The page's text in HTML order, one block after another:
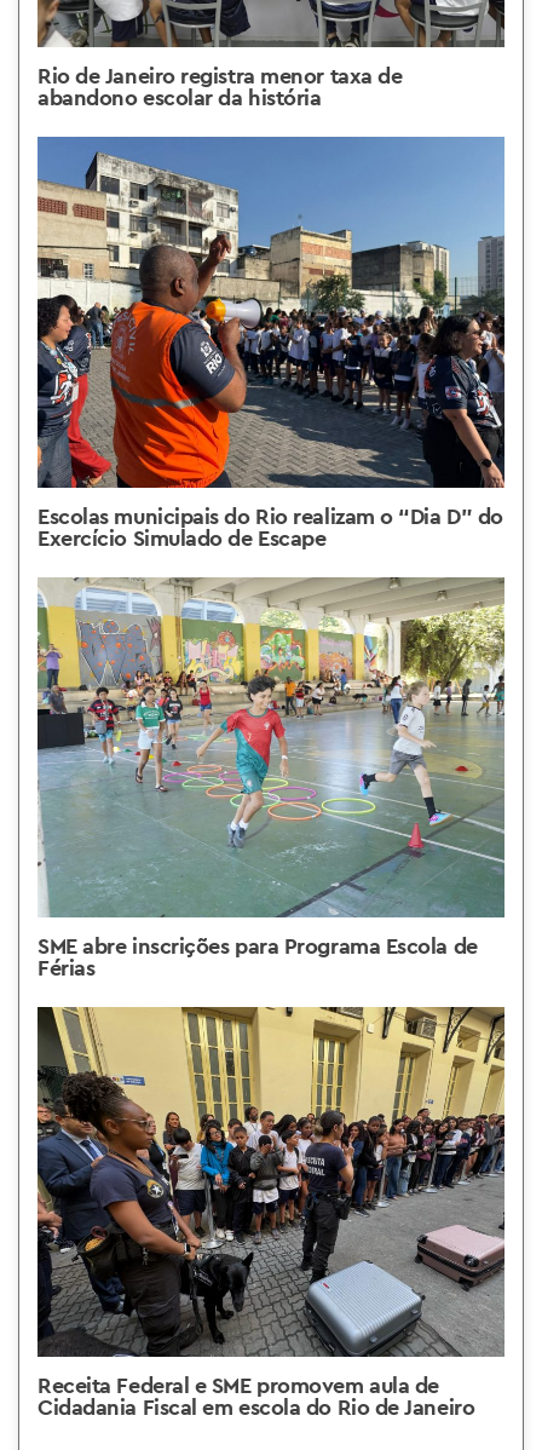
Rio de Janeiro registra menor taxa de
abandono escolar da história
Escolas municipais do Rio realizam o “Dia D” do
Exercício Simulado de Escape
SME abre inscrições para Programa Escola de
Férias
Receita Federal e SME promovem aula de
Cidadania Fiscal em escola do Rio de Janeiro